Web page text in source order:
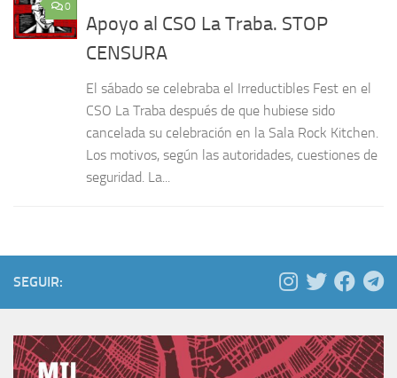
0
Apoyo al CSO La Traba. STOP
CENSURA
El sábado se celebraba el Irreductibles Fest en el
CSO La Traba después de que hubiese sido
cancelada su celebración en la Sala Rock Kitchen.
Los motivos, según las autoridades, cuestiones de
seguridad. La...
SEGUIR: